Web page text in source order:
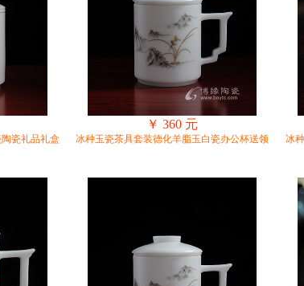
瓷礼品礼盒
￥ 360 元
冰种玉瓷茶具套装德化羊脂玉白瓷办公杯送领 冰